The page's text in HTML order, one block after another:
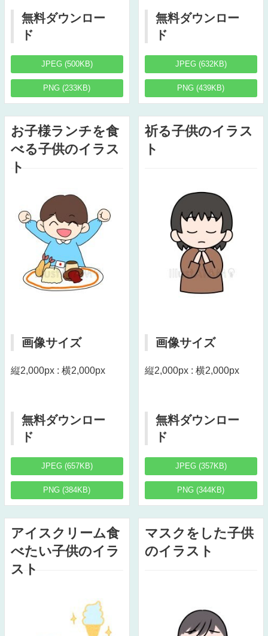
無料ダウンロー
ド
JPEG (500KB)
PNG (233KB)
無料ダウンロー
ド
JPEG (632KB)
PNG (439KB)
お子様ランチを食
べる子供のイラス
ト
画像サイズ
縦2,000px : 横2,000px
無料ダウンロー
ド
JPEG (657KB)
PNG (384KB)
祈る子供のイラス
ト
画像サイズ
縦2,000px : 横2,000px
無料ダウンロー
ド
JPEG (357KB)
PNG (344KB)
アイスクリーム食
べたい子供のイラ
スト
マスクをした子供
のイラスト